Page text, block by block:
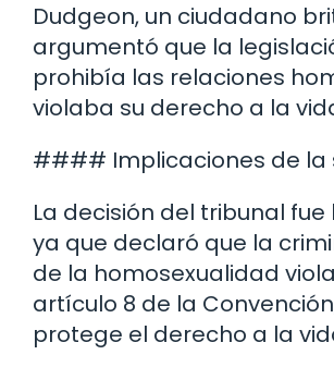
Dudgeon, un ciudadano
argumentó que la
prohibía las relaciones
violaba su derecho a la
#### Implicaciones de la
La decisión del tribunal fue
ya que declaró que la
de la homosexualidad
artículo 8 de la
protege el derecho a la